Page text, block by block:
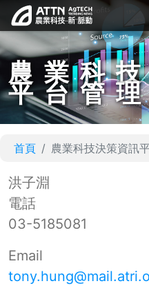
農業科
平台管
首頁 農業科技決策資訊
洪子淵
電話
03-5185081
Email